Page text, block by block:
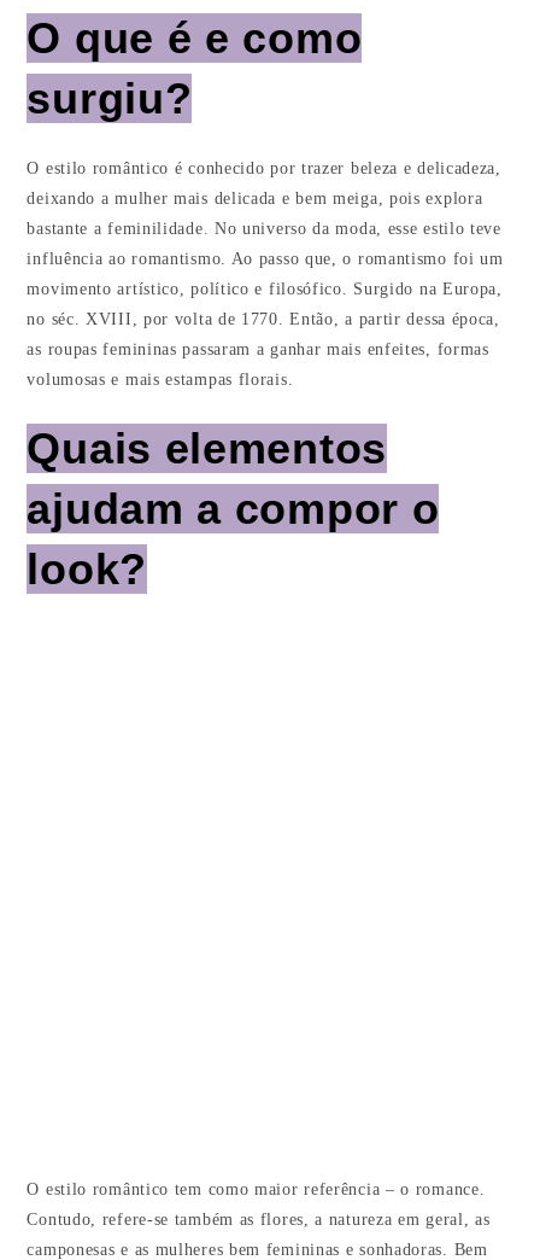
O que é e como
surgiu?
O estilo romântico é conhecido por trazer beleza e delicadeza,
deixando a mulher mais delicada e bem meiga, pois explora
bastante a feminilidade. No universo da moda, esse estilo teve
influência ao romantismo. Ao passo que, o romantismo foi um
movimento artístico, político e filosófico. Surgido na Europa,
no séc. XVIII, por volta de 1770. Então, a partir dessa época,
as roupas femininas passaram a ganhar mais enfeites, formas
volumosas e mais estampas florais.
Quais elementos
ajudam a compor o
look?
O estilo romântico tem como maior referência – o romance.
Contudo, refere-se também as flores, a natureza em geral, as
camponesas e as mulheres bem femininas e sonhadoras. Bem